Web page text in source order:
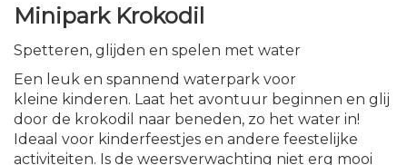
Minipark Krokodil
Spetteren, glijden en spelen met water
Een leuk en spannend waterpark voor
kleine kinderen. Laat het avontuur beginnen en glij
door de krokodil naar beneden, zo het water in!
Ideaal voor kinderfeestjes en andere feestelijke
activiteiten. Is de weersverwachting niet erg mooi